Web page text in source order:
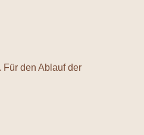
Für den Ablauf der